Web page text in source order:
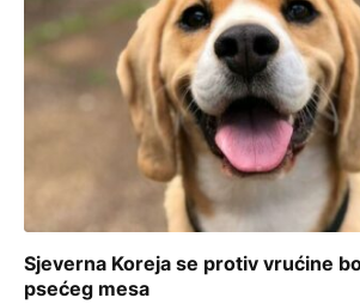
Sjeverna Koreja se protiv vrućine
psećeg mesa